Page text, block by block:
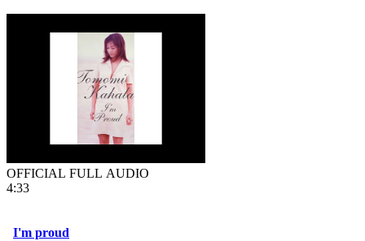
OFFICIAL FULL AUDIO
4:33
I'm proud